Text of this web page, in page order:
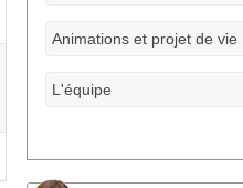
Animations et projet de vie
L'équipe